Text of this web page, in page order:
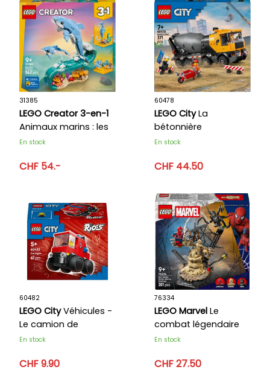
31385
LEGO Creator 3-en-1
Animaux marins : les
beaux dauphins
En stock
CHF 54.-
60478
LEGO CityLa
bétonnière
En stock
CHF 44.50
60482
LEGO CityVéhicules -
Le camion de
pompiers
En stock
CHF 9.90
76334
LEGO Marvel Le
combat légendaire
entre Spider-Man et
En stock
CHF 27.50